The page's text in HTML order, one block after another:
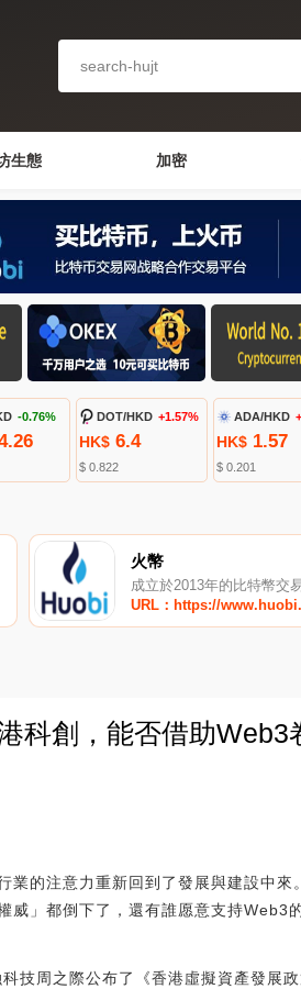
生態 加密
-0.76% DOT/HKD +1.57%
HK$6.4
$ 0.822
ADA/HKD
HK$1.57
$ 0.201
火幣
成立於2013年的比特幣交
URL：https://
科創，能否借助Web3
業的注意力重新回到了發展與建設中
威」都倒下了，還有誰愿意支持Web3
技周之際公布了《香港虛擬資產發展